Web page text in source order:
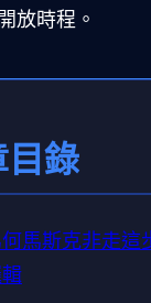
放時程。
錄
馬斯克非走這